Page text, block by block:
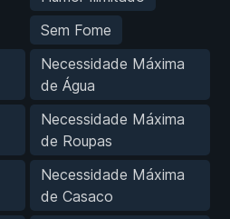
Sem Fome
Necessidade Máxima
de Água
Necessidade Máxima
de Roupas
Necessidade Máxima
de Casaco